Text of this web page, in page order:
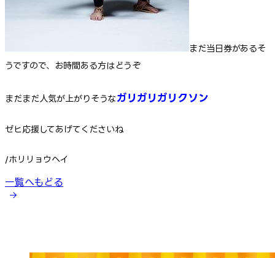
まだ当日券があるそ
うですので、お時間ある方はどうぞ
まだまだ人気が上がりそうな ガリガリガリクソン
ゼヒ応援してあげてくださいね
/ホリリョウヘイ
一覧へもどる